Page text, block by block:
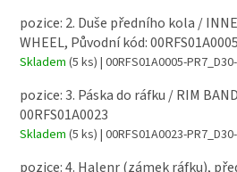
pozice: 2. Duše předního kola /
WHEEL, Původní kód: 00RFS01A0005
Skladem (5 ks) | 00RFS01A0005-
pozice: 3. Páska do ráfku / RIM
00RFS01A0023
Skladem (5 ks) | 00RFS01A0023-
pozice: 4. Halenr (zámek ráfku),